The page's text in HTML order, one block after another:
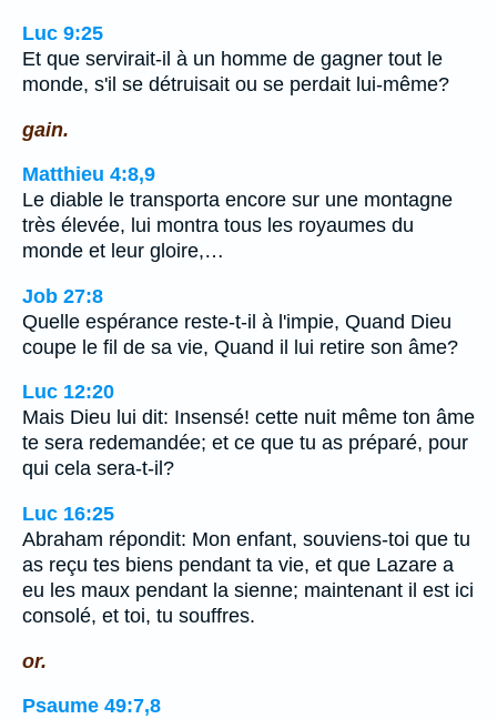
Luc 9:25
Et que servirait-il à un homme de gagner tout le
monde, s'il se détruisait ou se perdait lui-même?
gain.
Matthieu 4:8,9
Le diable le transporta encore sur une montagne
très élevée, lui montra tous les royaumes du
monde et leur gloire,…
Job 27:8
Quelle espérance reste-t-il à l'impie, Quand Dieu
coupe le fil de sa vie, Quand il lui retire son âme?
Luc 12:20
Mais Dieu lui dit: Insensé! cette nuit même ton âme
te sera redemandée; et ce que tu as préparé, pour
qui cela sera-t-il?
Luc 16:25
Abraham répondit: Mon enfant, souviens-toi que tu
as reçu tes biens pendant ta vie, et que Lazare a
eu les maux pendant la sienne; maintenant il est ici
consolé, et toi, tu souffres.
or.
Psaume 49:7,8